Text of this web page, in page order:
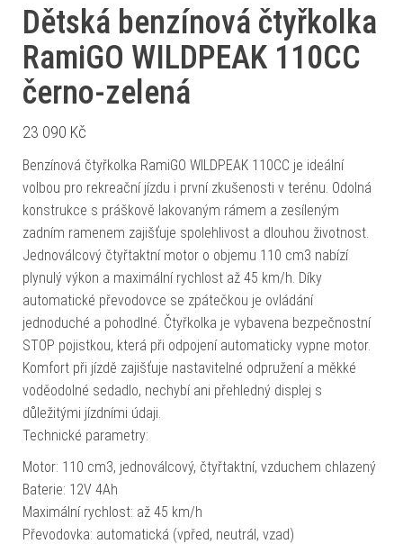
Dětská benzínová čtyřkolka
RamiGO WILDPEAK 110CC
černo-zelená
23 090 Kč
Benzínová čtyřkolka RamiGO WILDPEAK 110CC je ideální
volbou pro rekreační jízdu i první zkušenosti v terénu. Odolná
konstrukce s práškově lakovaným rámem a zesíleným
zadním ramenem zajišťuje spolehlivost a dlouhou životnost.
Jednoválcový čtyřtaktní motor o objemu 110 cm3 nabízí
plynulý výkon a maximální rychlost až 45 km/h. Díky
automatické převodovce se zpátečkou je ovládání
jednoduché a pohodlné. Čtyřkolka je vybavena bezpečnostní
STOP pojistkou, která při odpojení automaticky vypne motor.
Komfort při jízdě zajišťuje nastavitelné odpružení a měkké
voděodolné sedadlo, nechybí ani přehledný displej s
důležitými jízdními údaji.
Technické parametry:
Motor: 110 cm3, jednoválcový, čtyřtaktní, vzduchem chlazený
Baterie: 12V 4Ah
Maximální rychlost: až 45 km/h
Převodovka: automatická (vpřed, neutrál, vzad)